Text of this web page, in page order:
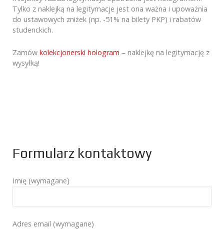
Tylko z naklejką na legitymacje jest ona ważna i upoważnia
do ustawowych zniżek (np. -51% na bilety PKP) i rabatów
studenckich.
Zamów kolekcjonerski hologram – naklejkę na legitymację z
wysyłką!
Formularz kontaktowy
Imię (wymagane)
Adres email (wymagane)